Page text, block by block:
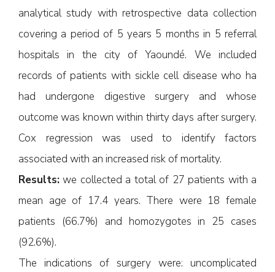
analytical study with retrospective data collection
covering a period of 5 years 5 months in 5 referral
hospitals in the city of Yaoundé. We included
records of patients with sickle cell disease who ha
had undergone digestive surgery and whose
outcome was known within thirty days after surgery.
Cox regression was used to identify factors
associated with an increased risk of mortality.
Results: we collected a total of 27 patients with a
mean age of 17.4 years. There were 18 female
patients (66.7%) and homozygotes in 25 cases
(92.6%).
The indications of surgery were: uncomplicated